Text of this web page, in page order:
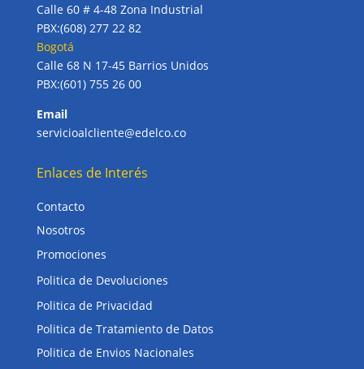
Calle 60 # 4-48 Zona Industrial
PBX:(608) 277 22 82
Bogotá
Calle 68 N 17-45 Barrios Unidos
PBX:(601) 755 26 00
Email
servicioalcliente@edelco.co
Enlaces de Interés
Contacto
Nosotros
Promociones
Politica de Devoluciones
Politica de Privacidad
Politica de Tratamiento de Datos
Politica de Envios Nacionales